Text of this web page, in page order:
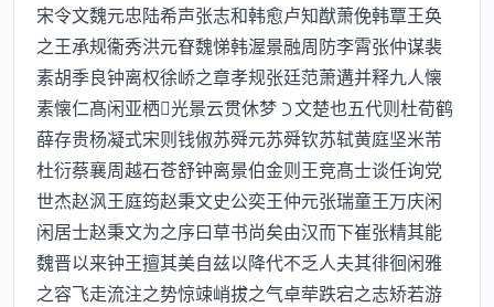
宋令文魏元忠陆希声张志和韩愈卢知猷萧俛韩覃王奂
之王承规衞秀洪元眘魏悌韩渥景融周防李霄张仲谋裴
素胡季良钟离权徐峤之章孝规张廷范萧遘并释九人懐
素懐仁髙闲亚栖光景云贯休梦文楚也五代则杜荀鹤
薛存贵杨凝式宋则钱俶苏舜元苏舜钦苏轼黄庭坚米芾
杜衍蔡襄周越石苍舒钟离景伯金则王竞髙士谈任询党
世杰赵沨王庭筠赵秉文史公奕王仲元张瑞童王万庆闲
闲居士赵秉文为之序曰草书尚矣由汉而下崔张精其能
魏晋以来钟王擅其美自兹以降代不乏人夫其徘徊闲雅
之容飞走流注之势惊竦峭拔之气卓荦跌宕之志矫若游